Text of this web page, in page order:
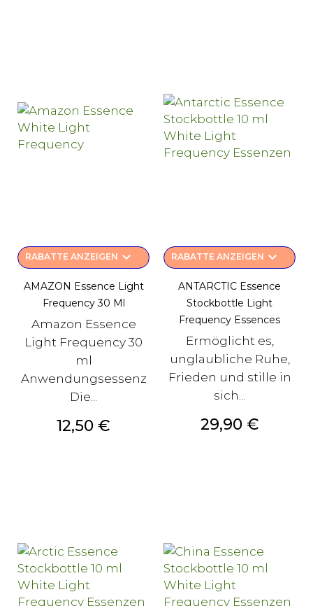
RABATTE ANZEIGEN keyboard_arrow_down
AMAZON Essence Light
Frequency 30 Ml
Amazon Essence
Light Frequency 30
ml
Anwendungsessenz
Die...
Preis
12,50 €
RABATTE ANZEIGEN keyboard_arrow_down
ANTARCTIC Essence
Stockbottle Light
Frequency Essences
Ermöglicht es,
unglaubliche Ruhe,
Frieden und stille in
sich...
Preis
29,90 €